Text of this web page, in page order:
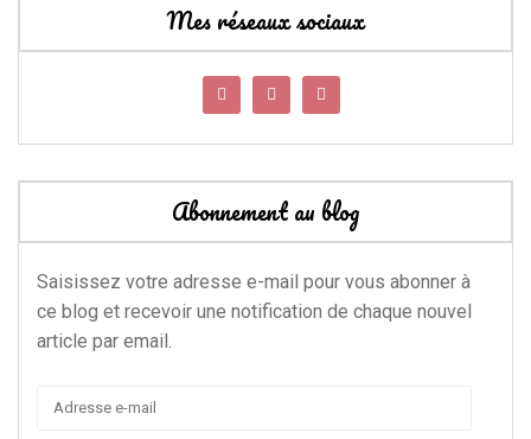
Mes réseaux sociaux
Abonnement au blog
Saisissez votre adresse e-mail pour vous abonner à
ce blog et recevoir une notification de chaque nouvel
article par email.
Adresse